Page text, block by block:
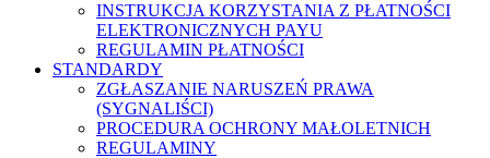
INSTRUKCJA KORZYSTANIA Z PŁATNOŚCI
ELEKTRONICZNYCH PAYU
REGULAMIN PŁATNOŚCI
STANDARDY
ZGŁASZANIE NARUSZEŃ PRAWA
(SYGNALIŚCI)
PROCEDURA OCHRONY MAŁOLETNICH
REGULAMINY